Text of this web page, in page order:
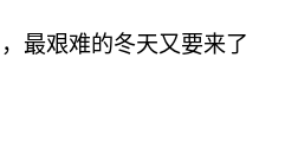
最艰难的冬天又要来了